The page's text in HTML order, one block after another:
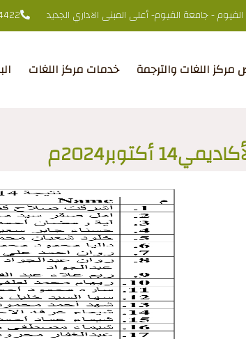
- جامعة الفيوم- أعلى المبنى الاداري الجديد
اللغات والترجمة خدمات مركز اللغات
أكتوبر2024م